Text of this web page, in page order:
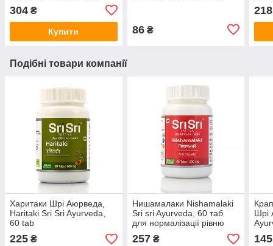
висипаннях
304 ₴
Купити 86₴
218
Подібні товари компанії
Харитаки Шрі Аюрведа,
Haritaki Sri Sri Ayurveda,
60 tab
225 ₴
Нишамалаки Nishamalaki
Sri sri Ayurveda, 60 таб
для нормалізації рівню
цукру в крові
257₴
Шрі
145